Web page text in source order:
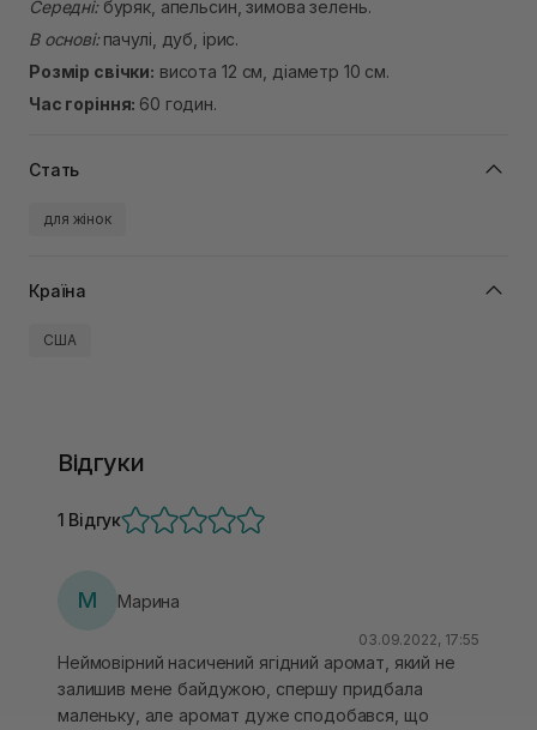
Середні:буряк, апельсин, зимова зелень.
В основі: пачулі, дуб, ірис.
Розмір свічки: висота 12 см, діаметр 10 см.
Час горіння: 60 годин.
Стать
для жінок
Країна
США
Відгуки
1 Відгук
М Марина
03.09.2022, 17:55
Неймовірний насичений ягідний аромат, який не
залишив мене байдужою, спершу придбала
маленьку, але аромат дуже сподобався, що